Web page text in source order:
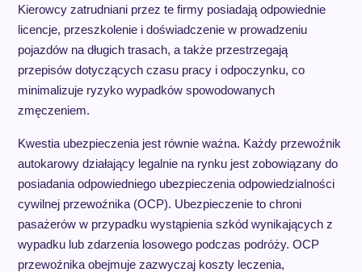
Kierowcy zatrudniani przez te firmy posiadają odpowiednie
licencje, przeszkolenie i doświadczenie w prowadzeniu
pojazdów na długich trasach, a także przestrzegają
przepisów dotyczących czasu pracy i odpoczynku, co
minimalizuje ryzyko wypadków spowodowanych
zmęczeniem.
Kwestia ubezpieczenia jest równie ważna. Każdy przewoźnik
autokarowy działający legalnie na rynku jest zobowiązany do
posiadania odpowiedniego ubezpieczenia odpowiedzialności
cywilnej przewoźnika (OCP). Ubezpieczenie to chroni
pasażerów w przypadku wystąpienia szkód wynikających z
wypadku lub zdarzenia losowego podczas podróży. OCP
przewoźnika obejmuje zazwyczaj koszty leczenia,